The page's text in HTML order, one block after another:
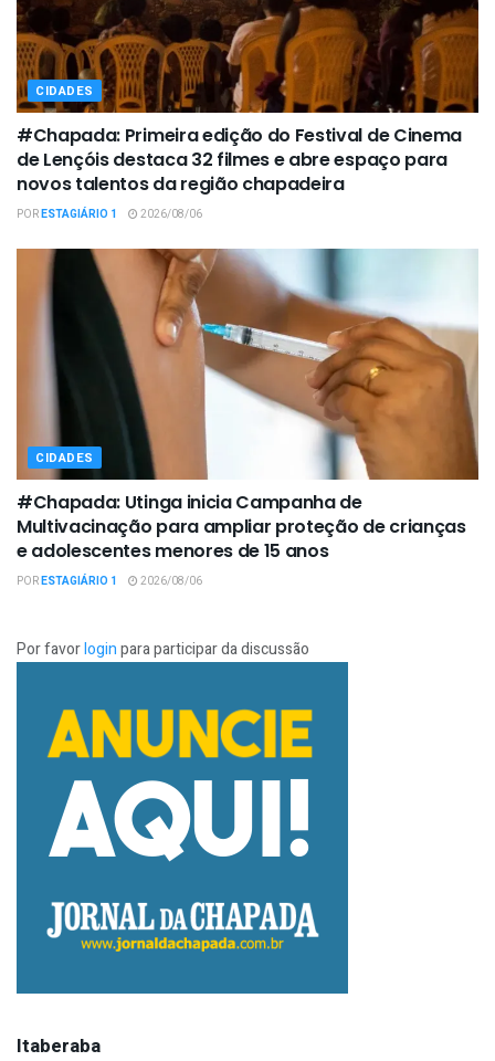
CIDADES
#Chapada: Primeira edição do Festival de Cinema
de Lençóis destaca 32 filmes e abre espaço para
novos talentos da região chapadeira
PORESTAGIÁRIO 1 2026/08/06
CIDADES
#Chapada: Utinga inicia Campanha de
Multivacinação para ampliar proteção de crianças
e adolescentes menores de 15 anos
PORESTAGIÁRIO 1 2026/08/06
Por favorloginpara participar da discussão
Itaberaba